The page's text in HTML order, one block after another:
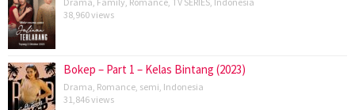
38,960 views
Bokep – Part 1 – Kelas Bintang (2023)
Drama Romance semi Indonesia
31,846 views